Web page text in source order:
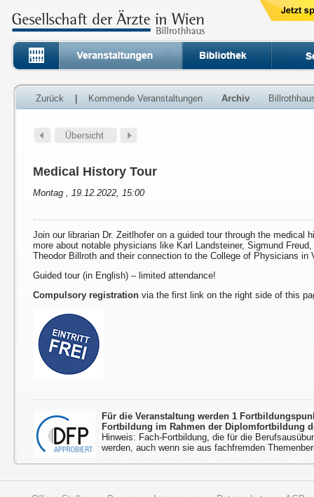
Zurück Kommende Veranstaltungen Archiv
Medical History Tour
Montag , 19.12.2022, 15:00
Join our librarian Dr. Zeitlhofer on a guided tour through the medical
more about notable physicians like Karl Landsteiner, Sigmund
Theodor Billroth and their connection to the College of Physicians in
Guided tour (in English) – limited attendance!
Compulsory registration via the first link on the right side of this
Für die Veranstaltung werden 1
Fortbildung im Rahmen der Diplomfortbildung
Hinweis: Fach-Fortbildung, die für die
werden, auch wenn sie aus fachfremden